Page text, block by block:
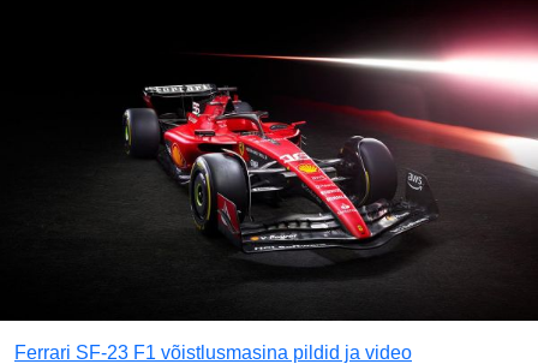
Ferrari SF-23 F1 võistlusmasina pildid ja video